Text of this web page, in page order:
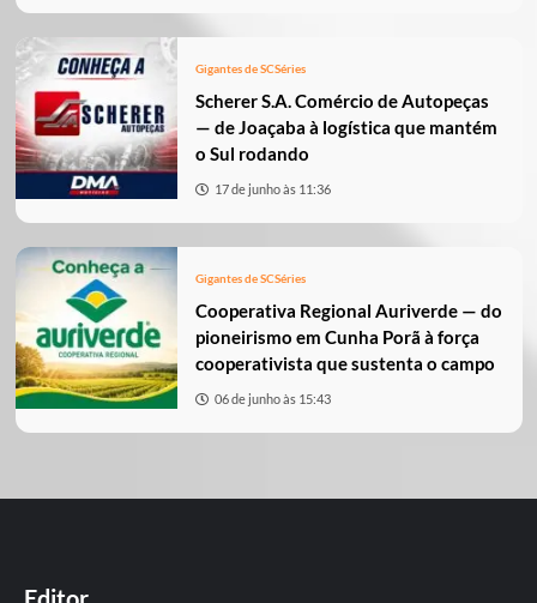
Gigantes de SCSéries
Scherer S.A. Comércio de Autopeças
— de Joaçaba à logística que mantém
o Sul rodando
17 de junho às 11:36
Gigantes de SCSéries
Cooperativa Regional Auriverde — do
pioneirismo em Cunha Porã à força
cooperativista que sustenta o campo
06 de junho às 15:43